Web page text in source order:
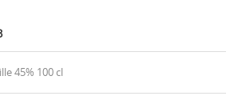
45% 100 cl